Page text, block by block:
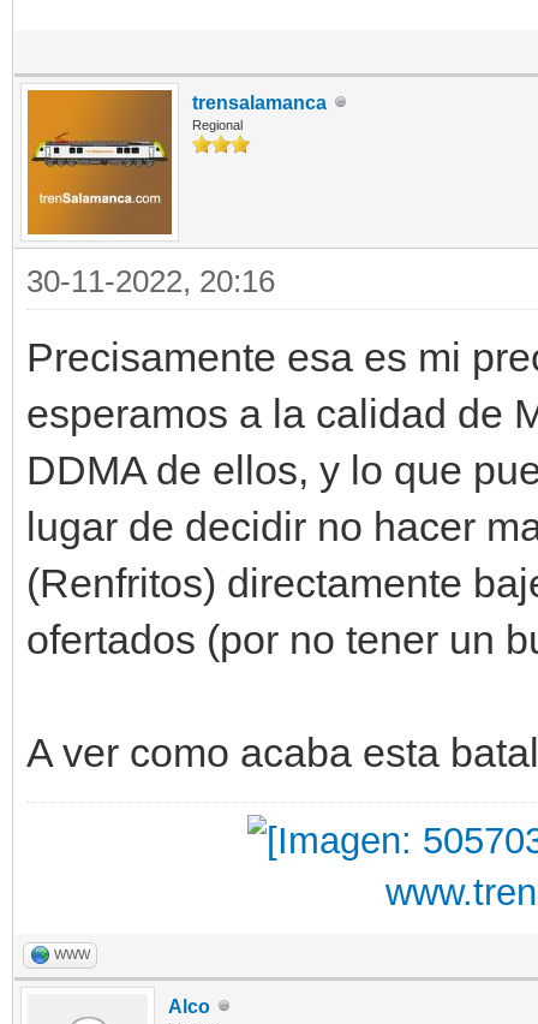
trensalamanca
Regional
30-11-2022, 20:16
Precisamente esa es mi
esperamos a la calidad de
DDMA de ellos, y lo que
lugar de decidir no hacer
(Renfritos) directamente
ofertados (por no tener un
A ver como acaba esta
WWW
Alco